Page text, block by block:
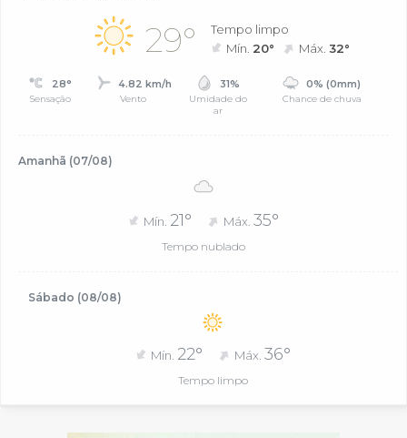
29°
Tempo limpo
Mín. 20° Máx.32°
28°
Sensação
4.82 km/h
Vento
31%
Umidade do
ar
0% (0mm)
Chance de chuva
Amanhã (07/08)
Mín. 21° Máx. 35°
Tempo nublado
Sábado (08/08)
Mín. 22° Máx. 36°
Tempo limpo